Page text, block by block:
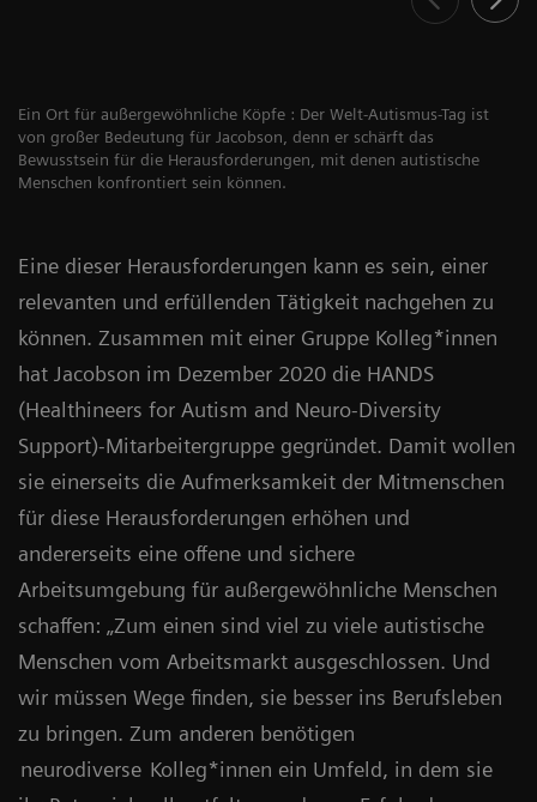
Ein Ort für außergewöhnliche Köpfe : Der Welt-Autismus-Tag ist
von großer Bedeutung für Jacobson, denn er schärft das
Bewusstsein für die Herausforderungen, mit denen autistische
Menschen konfrontiert sein können.
Eine dieser Herausforderungen kann es sein, einer
relevanten und erfüllenden Tätigkeit nachgehen zu
können. Zusammen mit einer Gruppe Kolleg*innen
hat Jacobson im Dezember 2020 die HANDS
(Healthineers for Autism and Neuro-Diversity
Support)-Mitarbeitergruppe gegründet. Damit wollen
sie einerseits die Aufmerksamkeit der Mitmenschen
für diese Herausforderungen erhöhen und
andererseits eine offene und sichere
Arbeitsumgebung für außergewöhnliche Menschen
schaffen: „Zum einen sind viel zu viele autistische
Menschen vom Arbeitsmarkt ausgeschlossen. Und
wir müssen Wege finden, sie besser ins Berufsleben
zu bringen. Zum anderen benötigen
neurodiverse Kolleg*innen ein Umfeld, in dem sie